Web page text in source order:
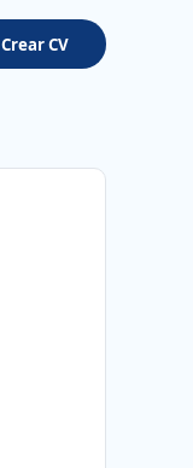
Crear CV